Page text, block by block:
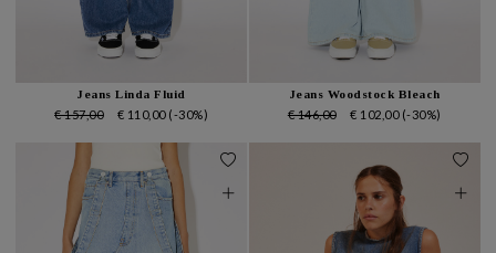
Jeans Linda Fluid
€ 157,00 € 110,00 (-30%)
Jeans Woodstock Bleach
€ 146,00 € 102,00 (-30%)